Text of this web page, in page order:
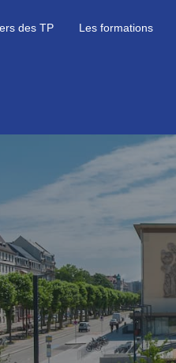
des TP Les formations